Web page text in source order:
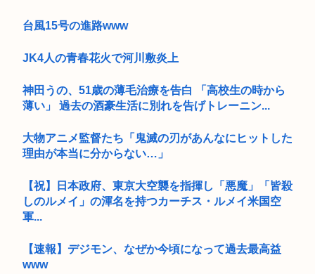
台風15号の進路www
JK4人の青春花火で河川敷炎上
神田うの、51歳の薄毛治療を告白 「高校生の時から
薄い」 過去の酒豪生活に別れを告げトレーニン...
大物アニメ監督たち「鬼滅の刃があんなにヒットした
理由が本当に分からない…」
【祝】日本政府、東京大空襲を指揮し「悪魔」「皆殺
しのルメイ」の渾名を持つカーチス・ルメイ米国空
軍...
【速報】デジモン、なぜか今頃になって過去最高益
www